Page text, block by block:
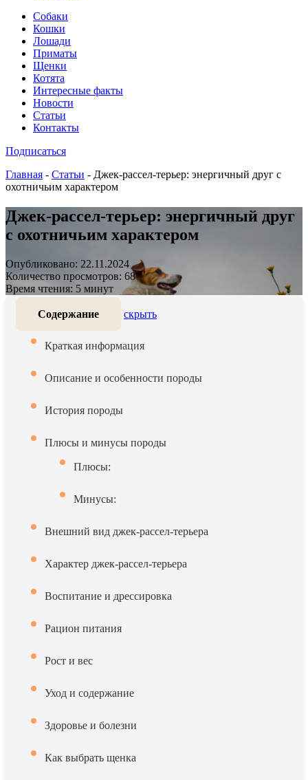
Собаки
Кошки
Лошади
Приматы
Щенки
Котята
Интересные факты
Новости
Статьи
Контакты
Подписаться
Главная - Статьи - Джек-рассел-терьер: энергичный друг с
охотничьим характером
Джек-рассел-терьер: энергичный друг
с охотничьим характером
Опубликовано: 22.11.2024
Количество просмотров: 68
Время чтения: 5 минут
Содержание скрыть
Краткая информация
Описание и особенности породы
История породы
Плюсы и минусы породы
Плюсы:
Минусы:
Внешний вид джек-рассел-терьера
Характер джек-рассел-терьера
Воспитание и дрессировка
Рацион питания
Рост и вес
Уход и содержание
Здоровье и болезни
Как выбрать щенка